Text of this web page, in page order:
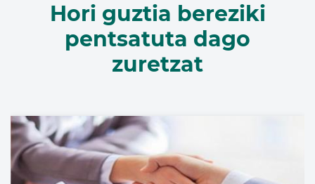
Hori guztia bereziki
pentsatuta dago
zuretzat